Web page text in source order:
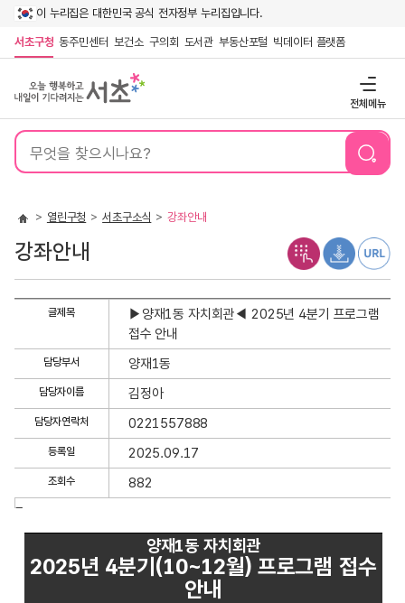
이 누리집은 대한민국 공식 전자정부 누리집입니다.
서초구청 동주민센터 보건소 구의회 도서관 부동산포털 빅데이터 플랫폼
전체메뉴
통
검
열린구청 서초구소식 강좌안내
강좌안내
안
세
보
글제목
▶양재1동 자치회관◀ 2025년 4분기 프로그램
접수 안내
담당부서 양재1동
담당자이름 김정아
담당자연락처 0221557888
등록일 2025.09.17
조회수 882
글
양재1동 자치회관
2025년 4분기(10~12월) 프로그램 접수
안내